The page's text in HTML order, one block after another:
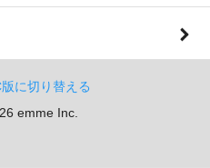
版に切り替える
emme Inc.